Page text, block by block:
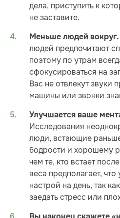
дела, приступить к
не заставите.
Меньше людей вокруг.
людей предпочитают
поэтому по утрам
сфокусироваться на
Вас не отвлекут звуки
машины или звонки
Улучшается ваше
Исследования
люди, встающие
бодрости и хорошему
чем те, кто встает
веса предполагает,
настрой на день, так
заедать стресс или